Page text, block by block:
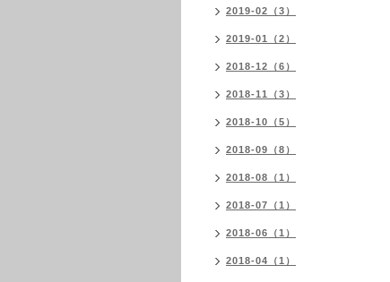
2019-02（3）
2019-01（2）
2018-12（6）
2018-11（3）
2018-10（5）
2018-09（8）
2018-08（1）
2018-07（1）
2018-06（1）
2018-04（1）